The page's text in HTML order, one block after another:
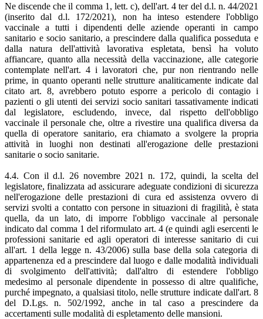
Ne discende che il comma 1, lett. c), dell'art. 4 ter del d.l. n. 44/2021
(inserito dal d.l. 172/2021), non ha inteso estendere l'obbligo
vaccinale a tutti i dipendenti delle aziende operanti in campo
sanitario e socio sanitario, a prescindere dalla qualifica posseduta e
dalla natura dell'attività lavorativa espletata, bensì ha voluto
affiancare, quanto alla necessità della vaccinazione, alle categorie
contemplate nell'art. 4 i lavoratori che, pur non rientrando nelle
prime, in quanto operanti nelle strutture analiticamente indicate dal
citato art. 8, avrebbero potuto esporre a pericolo di contagio i
pazienti o gli utenti dei servizi socio sanitari tassativamente indicati
dal legislatore, escludendo, invece, dal rispetto dell'obbligo
vaccinale il personale che, oltre a rivestire una qualifica diversa da
quella di operatore sanitario, era chiamato a svolgere la propria
attività in luoghi non destinati all'erogazione delle prestazioni
sanitarie o socio sanitarie.
4.4. Con il d.l. 26 novembre 2021 n. 172, quindi, la scelta del
legislatore, finalizzata ad assicurare adeguate condizioni di sicurezza
nell'erogazione delle prestazioni di cura ed assistenza ovvero di
servizi svolti a contatto con persone in situazioni di fragilità, è stata
quella, da un lato, di imporre l'obbligo vaccinale al personale
indicato dal comma 1 del riformulato art. 4 (e quindi agli esercenti le
professioni sanitarie ed agli operatori di interesse sanitario di cui
all'art. 1 della legge n. 43/2006) sulla base della sola categoria di
appartenenza ed a prescindere dal luogo e dalle modalità individuali
di svolgimento dell'attività; dall'altro di estendere l'obbligo
medesimo al personale dipendente in possesso di altre qualifiche,
purché impegnato, a qualsiasi titolo, nelle strutture indicate dall'art. 8
del D.Lgs. n. 502/1992, anche in tal caso a prescindere da
accertamenti sulle modalità di espletamento delle mansioni.